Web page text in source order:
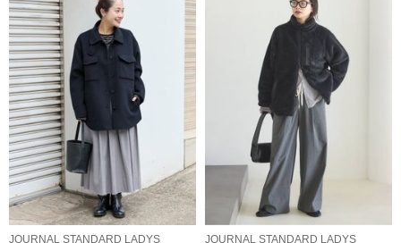
JOURNAL STANDARD LADYS
JOURNAL STANDARD LADYS